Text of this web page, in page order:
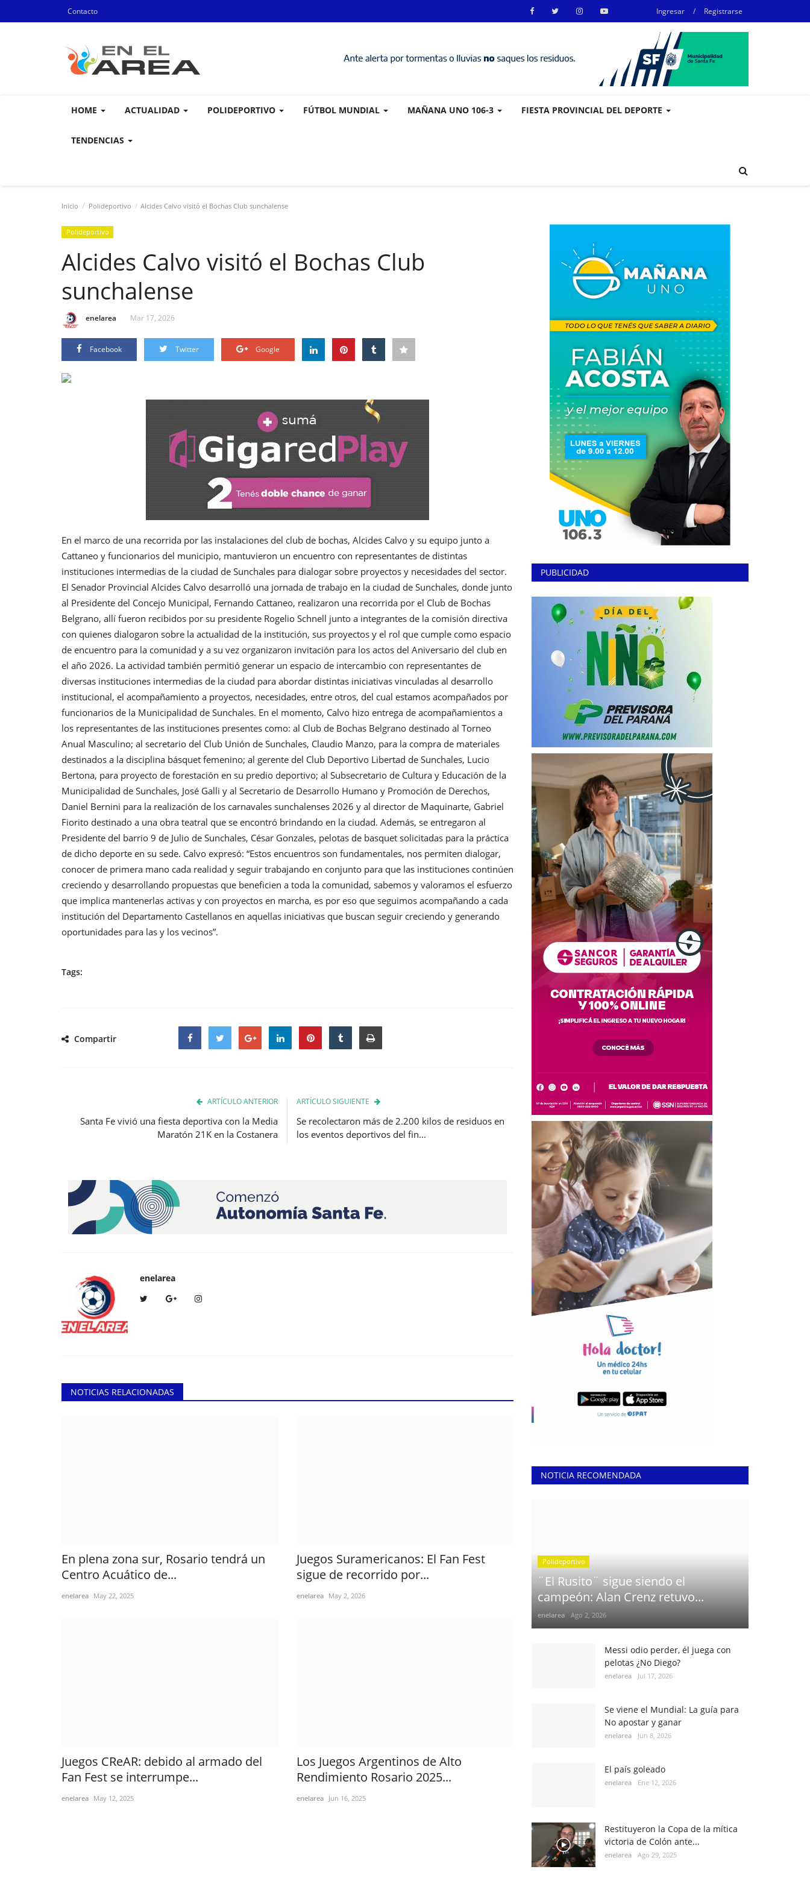
Contacto Ingresar / Registrarse
HOME ACTUALIDAD POLIDEPORTIVO FÚTBOL MUNDIAL MAÑANA UNO 106-3 FIESTA PROVINCIAL DEL DEPORTE
TENDENCIAS
Inicio Polideportivo Alcides Calvo visitó el Bochas Club sunchalense
Polideportivo
Alcides Calvo visitó el Bochas Club
sunchalense
enelarea Mar 17, 2026
Facebook Twitter Google
En el marco de una recorrida por las instalaciones del club de bochas, Alcides Calvo y su equipo junto a
Cattaneo y funcionarios del municipio, mantuvieron un encuentro con representantes de distintas
instituciones intermedias de la ciudad de Sunchales para dialogar sobre proyectos y necesidades del sector.
El Senador Provincial Alcides Calvo desarrolló una jornada de trabajo en la ciudad de Sunchales, donde junto
al Presidente del Concejo Municipal, Fernando Cattaneo, realizaron una recorrida por el Club de Bochas
Belgrano, allí fueron recibidos por su presidente Rogelio Schnell junto a integrantes de la comisión directiva
con quienes dialogaron sobre la actualidad de la institución, sus proyectos y el rol que cumple como espacio
de encuentro para la comunidad y a su vez organizaron invitación para los actos del Aniversario del club en
el año 2026. La actividad también permitió generar un espacio de intercambio con representantes de
diversas instituciones intermedias de la ciudad para abordar distintas iniciativas vinculadas al desarrollo
institucional, el acompañamiento a proyectos, necesidades, entre otros, del cual estamos acompañados por
funcionarios de la Municipalidad de Sunchales. En el momento, Calvo hizo entrega de acompañamientos a
los representantes de las instituciones presentes como: al Club de Bochas Belgrano destinado al Torneo
Anual Masculino; al secretario del Club Unión de Sunchales, Claudio Manzo, para la compra de materiales
destinados a la disciplina básquet femenino; al gerente del Club Deportivo Libertad de Sunchales, Lucio
Bertona, para proyecto de forestación en su predio deportivo; al Subsecretario de Cultura y Educación de la
Municipalidad de Sunchales, José Galli y al Secretario de Desarrollo Humano y Promoción de Derechos,
Daniel Bernini para la realización de los carnavales sunchalenses 2026 y al director de Maquinarte, Gabriel
Fiorito destinado a una obra teatral que se encontró brindando en la ciudad. Además, se entregaron al
Presidente del barrio 9 de Julio de Sunchales, César Gonzales, pelotas de basquet solicitadas para la práctica
de dicho deporte en su sede. Calvo expresó: “Estos encuentros son fundamentales, nos permiten dialogar,
conocer de primera mano cada realidad y seguir trabajando en conjunto para que las instituciones continúen
creciendo y desarrollando propuestas que beneficien a toda la comunidad, sabemos y valoramos el esfuerzo
que implica mantenerlas activas y con proyectos en marcha, es por eso que seguimos acompañando a cada
institución del Departamento Castellanos en aquellas iniciativas que buscan seguir creciendo y generando
oportunidades para las y los vecinos”.
Tags:
Compartir
ARTÍCULO ANTERIOR
Santa Fe vivió una fiesta deportiva con la Media
Maratón 21K en la Costanera
ARTÍCULO SIGUIENTE
Se recolectaron más de 2.200 kilos de residuos en
los eventos deportivos del fin...
enelarea
NOTICIAS RELACIONADAS
En plena zona sur, Rosario tendrá un
Centro Acuático de...
enelarea May 22, 2025
Juegos Suramericanos: El Fan Fest
sigue de recorrido por...
enelarea May 2, 2026
Juegos CReAR: debido al armado del
Fan Fest se interrumpe...
enelarea May 12, 2025
Los Juegos Argentinos de Alto
Rendimiento Rosario 2025...
enelarea Jun 16, 2025
PUBLICIDAD
NOTICIA RECOMENDADA
Polideportivo
¨El Rusito¨ sigue siendo el
campeón: Alan Crenz retuvo...
enelarea Ago 2, 2026
Messi odio perder, él juega con
pelotas ¿No Diego?
enelarea Jul 17, 2026
Se viene el Mundial: La guía para
No apostar y ganar
enelarea Jun 8, 2026
El país goleado
enelarea Ene 12, 2026
Restituyeron la Copa de la mítica
victoria de Colón ante...
enelarea Ago 29, 2025